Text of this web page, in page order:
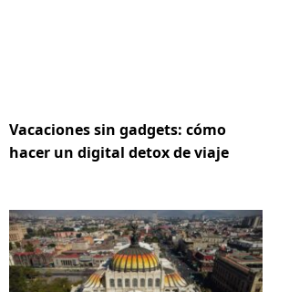
Vacaciones sin gadgets: cómo
hacer un digital detox de viaje